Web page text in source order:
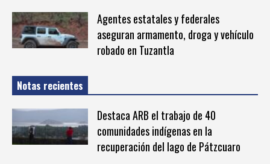
Agentes estatales y federales
aseguran armamento, droga y vehículo
robado en Tuzantla
Notas recientes
Destaca ARB el trabajo de 40
comunidades indígenas en la
recuperación del lago de Pátzcuaro